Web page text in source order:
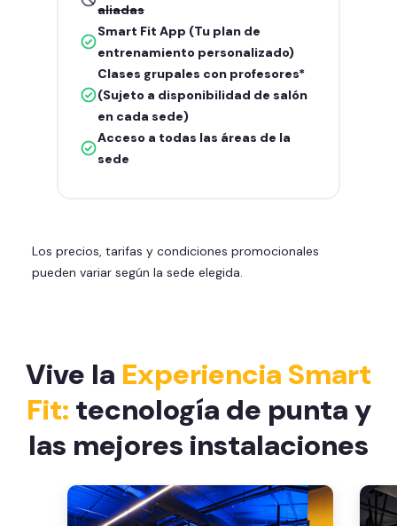
aliadas
Smart Fit App (Tu plan de
entrenamiento personalizado)
Clases grupales con profesores*
(Sujeto a disponibilidad de salón
en cada sede)
Acceso a todas las áreas de la
sede
Los precios, tarifas y condiciones promocionales
pueden variar según la sede elegida.
Vive la Experiencia Smart
Fit: tecnología de punta y
las mejores instalaciones